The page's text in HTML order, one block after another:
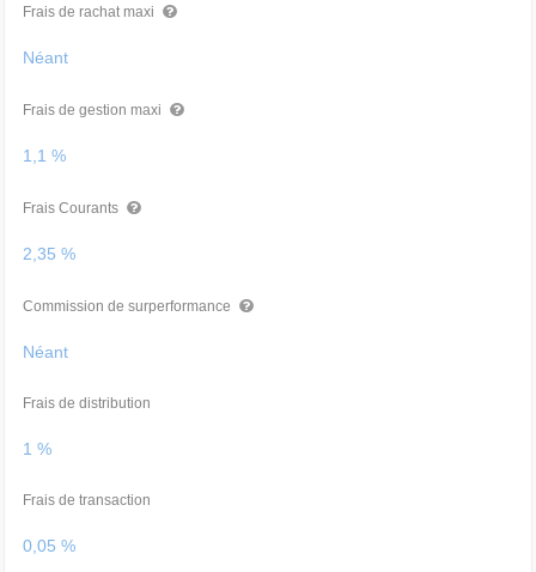
Frais de rachat maxi
Néant
Frais de gestion maxi
1,1 %
Frais Courants
2,35 %
Commission de surperformance
Néant
Frais de distribution
1 %
Frais de transaction
0,05 %